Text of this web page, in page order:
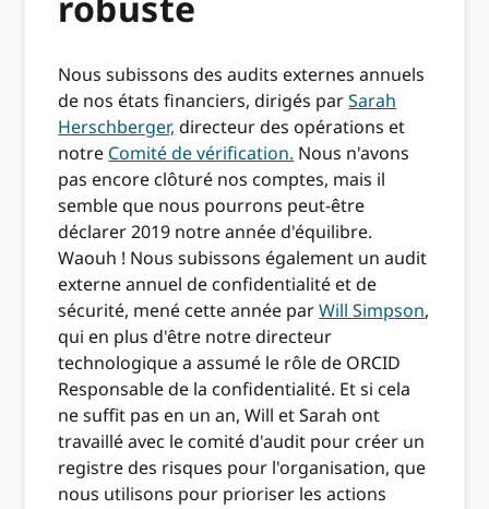
Nous subissons des audits externes annuels
de nos états financiers, dirigés parSarah
Herschberger, directeur des opérations et
notre Comité de vérification. Nous n'avons
pas encore clôturé nos comptes, mais il
semble que nous pourrons peut-être
déclarer 2019 notre année d'équilibre.
Waouh ! Nous subissons également un audit
externe annuel de confidentialité et de
sécurité, mené cette année parWill Simpson,
qui en plus d'être notre directeur
technologique a assumé le rôle de ORCID
Responsable de la confidentialité. Et si cela
ne suffit pas en un an, Will et Sarah ont
travaillé avec le comité d'audit pour créer un
registre des risques pour l'organisation, que
nous utilisons pour prioriser les actions